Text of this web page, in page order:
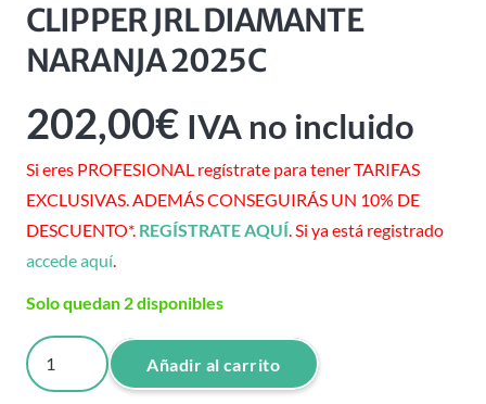
CLIPPER JRL DIAMANTE
NARANJA 2025C
202,00€ IVA no incluido
Si eres PROFESIONAL regístrate para tener TARIFAS
EXCLUSIVAS. ADEMÁS CONSEGUIRÁS UN 10% DE
DESCUENTO*. REGÍSTRATE AQUÍ. Si ya está registrado
accede aquí.
Solo quedan 2 disponibles
CLIPPER
JRL
Añadir al carrito